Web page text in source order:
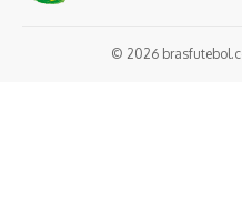
© 2026